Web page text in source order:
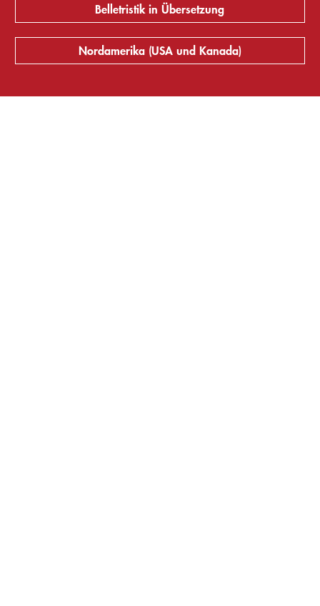
Belletristik in Übersetzung
Nordamerika (USA und Kanada)